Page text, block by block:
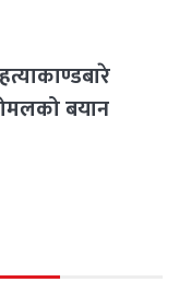
बयान